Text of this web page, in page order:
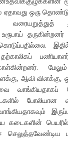
ஏதாவது ஒரு
வரையறுத்துத்
உரூபாய்
இதில்
ஆவி விளக்கு,
வாங்கியதாகப்
போலியான
கடைகளின்